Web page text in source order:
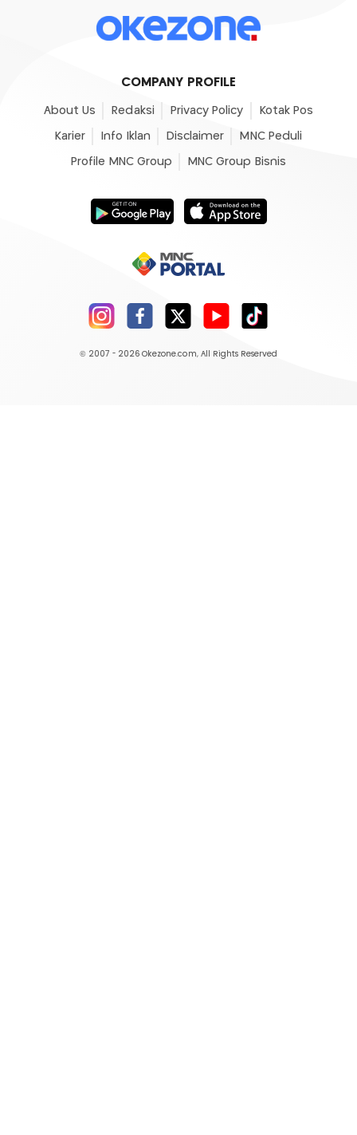
COMPANY PROFILE
About Us Redaksi Privacy Policy Kotak Pos
Karier Info Iklan Disclaimer MNC Peduli
Profile MNC Group MNC Group Bisnis
© 2007 - 2026 Okezone.com, All Rights Reserved